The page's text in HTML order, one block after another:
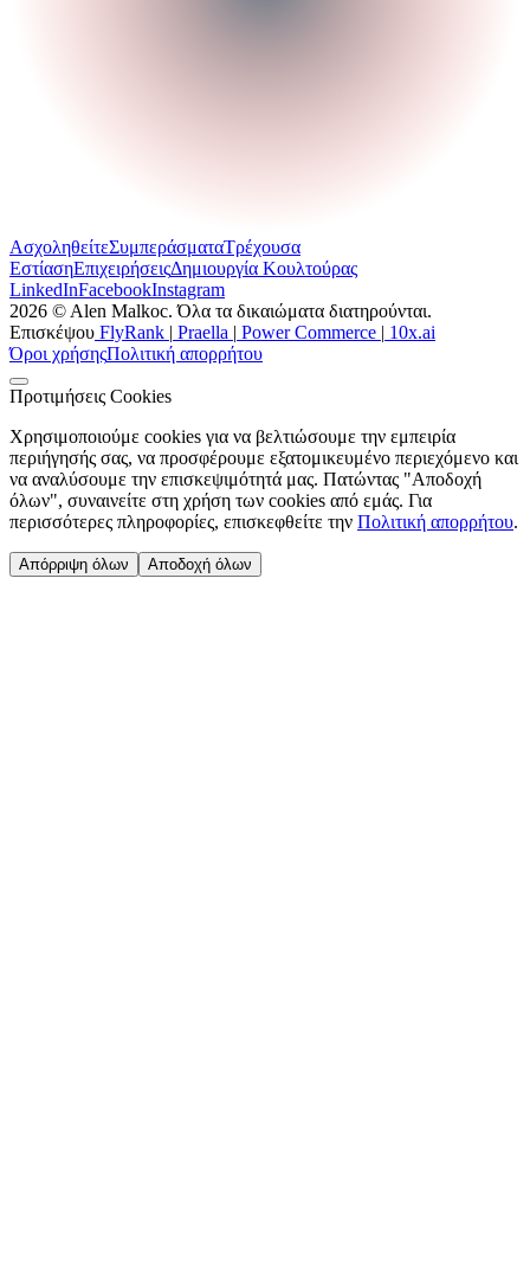
ΑσχοληθείτεΣυμπεράσματαΤρέχουσα
ΕστίασηΕπιχειρήσειςΔημιουργία Κουλτούρας
LinkedInFacebookInstagram
2026 © Alen Malkoc. Όλα τα δικαιώματα διατηρούνται.
Επισκέψου FlyRank | Praella | Power Commerce | 10x.ai
Όροι χρήσηςΠολιτική απορρήτου
Προτιμήσεις Cookies
Χρησιμοποιούμε cookies για να βελτιώσουμε την εμπειρία
περιήγησής σας, να προσφέρουμε εξατομικευμένο περιεχόμενο και
να αναλύσουμε την επισκεψιμότητά μας. Πατώντας "Αποδοχή
όλων", συναινείτε στη χρήση των cookies από εμάς. Για
περισσότερες πληροφορίες, επισκεφθείτε την Πολιτική απορρήτου.
Απόρριψη όλων Αποδοχή όλων